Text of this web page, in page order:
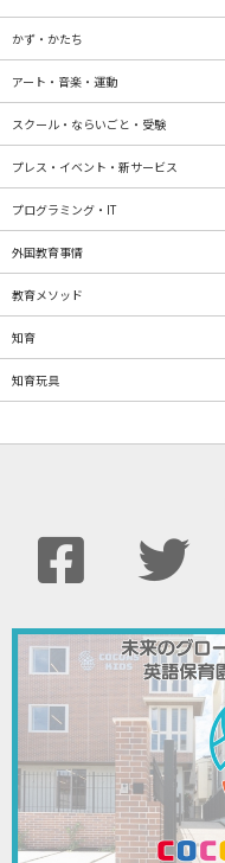
かず・かたち
アート・音楽・運動
スクール・ならいごと・受験
プレス・イベント・新サービス
プログラミング・IT
外国教育事情
教育メソッド
知育
知育玩具